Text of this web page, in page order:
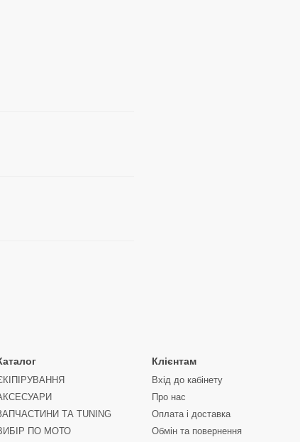
ТА ТUNING
ПО МОТО
Клієнтам
Вхід до кабінету
Про нас
Оплата і доставка
Обмін та повернення